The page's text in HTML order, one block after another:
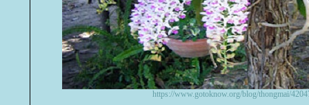
https://www.gotoknow.org/blog/thongmai/